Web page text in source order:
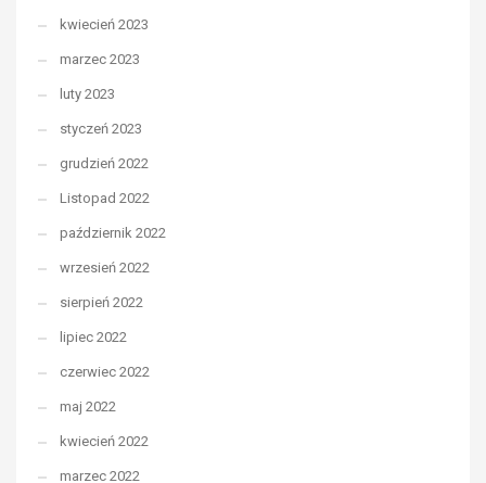
kwiecień 2023
marzec 2023
luty 2023
styczeń 2023
grudzień 2022
Listopad 2022
październik 2022
wrzesień 2022
sierpień 2022
lipiec 2022
czerwiec 2022
maj 2022
kwiecień 2022
marzec 2022